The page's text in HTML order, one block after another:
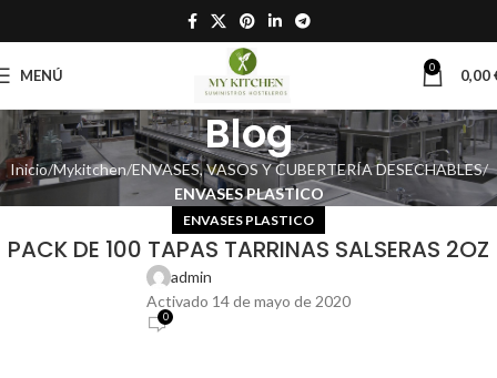
MENÚ 0 0,00
Blog
Inicio Mykitchen ENVASES, VASOS Y CUBERTERÍA DESECHABLES
ENVASES PLASTICO
ENVASES PLASTICO
PACK DE 100 TAPAS TARRINAS SALSERAS 2OZ
admin
Activado 14 de mayo de 2020
0